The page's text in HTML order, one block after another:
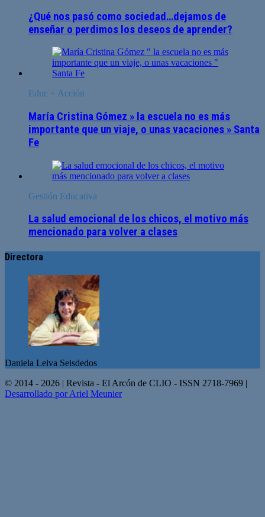
¿Qué nos pasó como sociedad…dejamos de
enseñar o perdimos los deseos de aprender?
Educ + Acción
María Cristina Gómez » la escuela no es más
importante que un viaje, o unas vacaciones » Santa
Fe
Gestión Educativa
La salud emocional de los chicos, el motivo más
mencionado para volver a clases
Directora
Daniela Leiva Seisdedos
© 2014 - 2026 | Revista - El Arcón de CLIO - ISSN 2718-7969 |
Desarrollado por Ariel Meunier